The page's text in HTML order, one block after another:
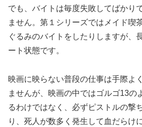
でも、バイトは毎度失敗してばかり
ません。第１シリーズではメイド喫
ぐるみのバイトをしたりしますが、
ート状態です。
映画に映らない普段の仕事は手際よ
ませんが、映画の中ではゴルゴ13の
るわけではなく、必ずピストルの撃
り、死人が数多く発生して血だらけ